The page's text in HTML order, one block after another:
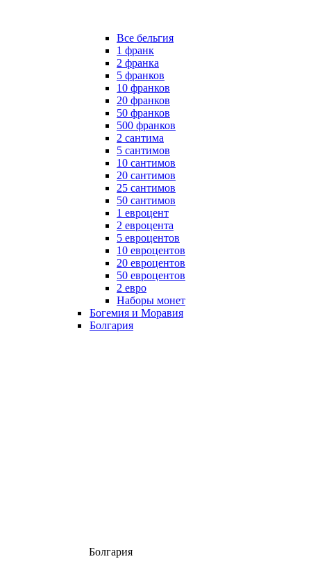
Все бельгия
1 франк
2 франка
5 франков
10 франков
20 франков
50 франков
500 франков
2 сантима
5 сантимов
10 сантимов
20 сантимов
25 сантимов
50 сантимов
1 евроцент
2 евроцента
5 евроцентов
10 евроцентов
20 евроцентов
50 евроцентов
2 евро
Наборы монет
Богемия и Моравия
Болгария
Болгария